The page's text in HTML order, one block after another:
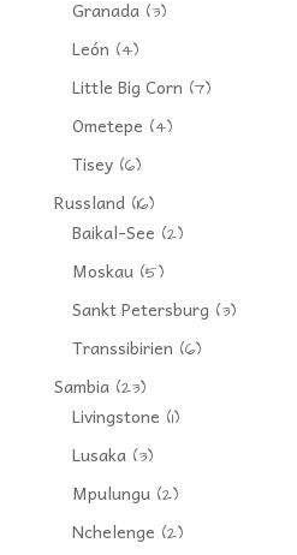
Granada(3)
León (4)
Little Big Corn (7)
Ometepe (4)
Tisey(6)
Russland(16)
Baikal-See (2)
Moskau(5)
Sankt Petersburg (3)
Transsibirien (6)
Sambia(23)
Livingstone (1)
Lusaka(3)
Mpulungu(2)
Nchelenge (2)